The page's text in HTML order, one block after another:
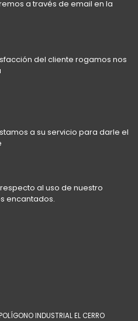
a través de email en la
del cliente rogamos nos
a su servicio para darle el
al uso de nuestro
encantados.
INDUSTRIAL EL CERRO